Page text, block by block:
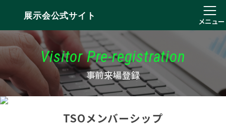
展示会公式サイト
メニュー
Visitor Pre-registration
事前来場登録
TSOメンバーシップ